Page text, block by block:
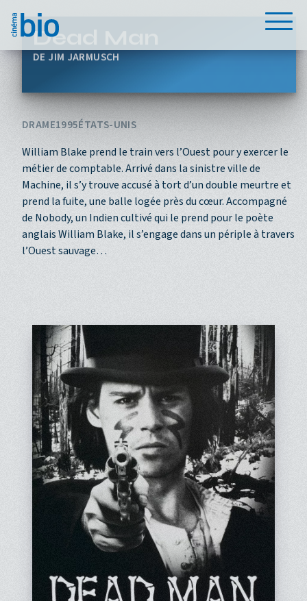
Dead Man
JIM JARMUSCH
DRAME1995ÉTATS-UNIS
William Blake prend le train vers l’Ouest pour y exercer le
métier de comptable. Arrivé dans la sinistre ville de
Machine, il s’y trouve accusé à tort d’un double meurtre et
prend la fuite, une balle logée près du cœur. Accompagné
de Nobody, un Indien cultivé qui le prend pour le poète
anglais William Blake, il s’engage dans un périple à travers
l’Ouest sauvage…